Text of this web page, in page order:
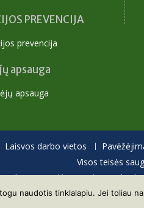
PREVENCIJA
prevencija
apsauga
apsauga
Laisvos darbo vietos
Visos teisės
powered by WordPress |
naudotis tinklalapiu. Jei toliau